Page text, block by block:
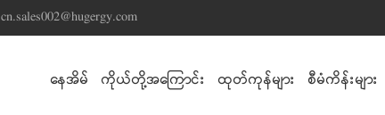
cn.sales002@hugergy.com
နေအိမ် ကိုယ်တို့အကြောင်း ထုတ်ကုန်များ စီမံကိန်းများ